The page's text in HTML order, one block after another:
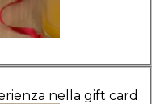
nella gift card